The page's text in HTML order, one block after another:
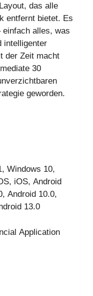
das alle
entfernt bietet. Es
alles, was
intelligenter
der Zeit macht
30
geworden.
Windows 10,
iOS, Android
Android 10.0,
13.0
Application